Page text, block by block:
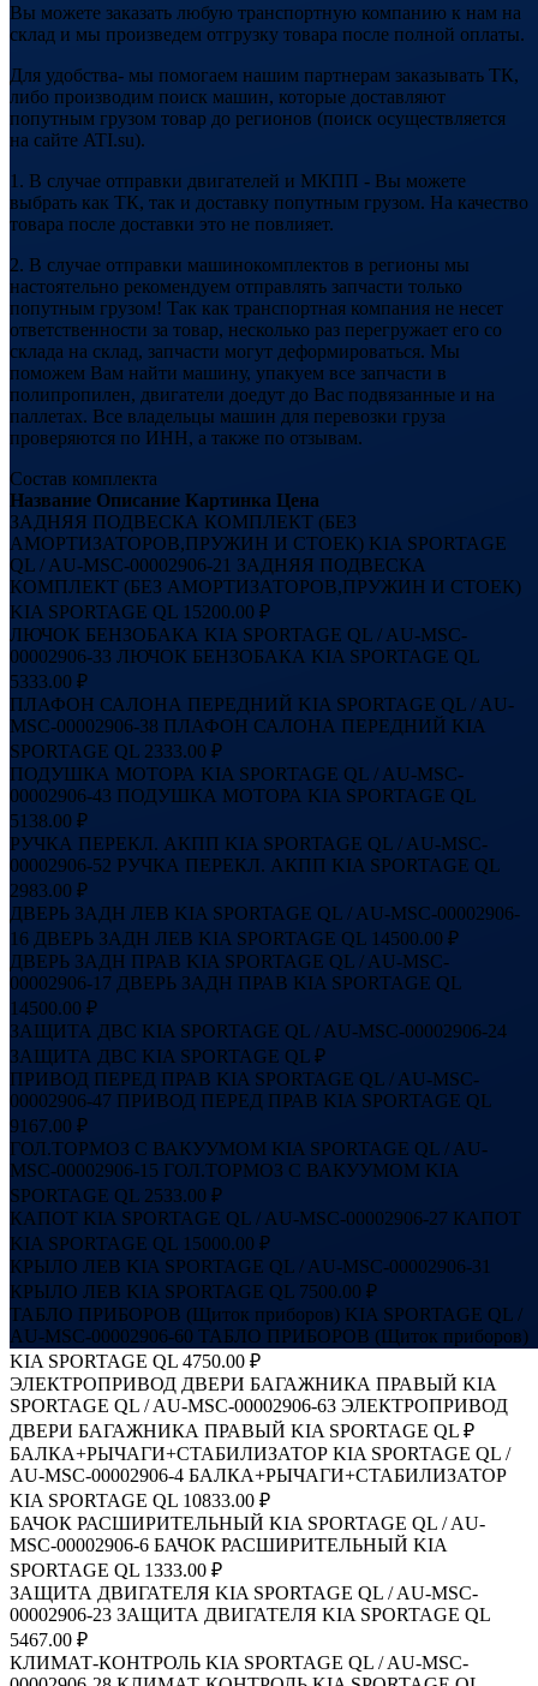
Вы можете заказать любую транспортную компанию к нам на
склад и мы произведем отгрузку товара после полной оплаты.
Для удобства- мы помогаем нашим партнерам заказывать ТК,
либо производим поиск машин, которые доставляют
попутным грузом товар до регионов (поиск осуществляется
на сайте ATI.su).
1. В случае отправки двигателей и МКПП - Вы можете
выбрать как ТК, так и доставку попутным грузом. На качество
товара после доставки это не повлияет.
2. В случае отправки машинокомплектов в регионы мы
настоятельно рекомендуем отправлять запчасти только
попутным грузом! Так как транспортная компания не несет
ответственности за товар, несколько раз перегружает его со
склада на склад, запчасти могут деформироваться. Мы
поможем Вам найти машину, упакуем все запчасти в
полипропилен, двигатели доедут до Вас подвязанные и на
паллетах. Все владельцы машин для перевозки груза
проверяются по ИНН, а также по отзывам.
Состав комплекта
Название Описание Картинка Цена
ЗАДНЯЯ ПОДВЕСКА КОМПЛЕКТ (БЕЗ
АМОРТИЗАТОРОВ,ПРУЖИН И СТОЕК) KIA SPORTAGE
QL / AU-MSC-00002906-21 ЗАДНЯЯ ПОДВЕСКА
КОМПЛЕКТ (БЕЗ АМОРТИЗАТОРОВ,ПРУЖИН И СТОЕК)
KIA SPORTAGE QL 15200.00 ₽
ЛЮЧОК БЕНЗОБАКА KIA SPORTAGE QL / AU-MSC-
00002906-33 ЛЮЧОК БЕНЗОБАКА KIA SPORTAGE QL
5333.00 ₽
ПЛАФОН САЛОНА ПЕРЕДНИЙ KIA SPORTAGE QL / AU-
MSC-00002906-38 ПЛАФОН САЛОНА ПЕРЕДНИЙ KIA
SPORTAGE QL 2333.00 ₽
ПОДУШКА МОТОРА KIA SPORTAGE QL / AU-MSC-
00002906-43 ПОДУШКА МОТОРА KIA SPORTAGE QL
5138.00 ₽
РУЧКА ПЕРЕКЛ. АКПП KIA SPORTAGE QL / AU-MSC-
00002906-52 РУЧКА ПЕРЕКЛ. АКПП KIA SPORTAGE QL
2983.00 ₽
ДВЕРЬ ЗАДН ЛЕВ KIA SPORTAGE QL / AU-MSC-00002906-
16 ДВЕРЬ ЗАДН ЛЕВ KIA SPORTAGE QL 14500.00 ₽
ДВЕРЬ ЗАДН ПРАВ KIA SPORTAGE QL / AU-MSC-
00002906-17 ДВЕРЬ ЗАДН ПРАВ KIA SPORTAGE QL
14500.00 ₽
ЗАЩИТА ДВС KIA SPORTAGE QL / AU-MSC-00002906-24
ЗАЩИТА ДВС KIA SPORTAGE QL ₽
ПРИВОД ПЕРЕД ПРАВ KIA SPORTAGE QL / AU-MSC-
00002906-47 ПРИВОД ПЕРЕД ПРАВ KIA SPORTAGE QL
9167.00 ₽
ГОЛ.ТОРМОЗ С ВАКУУМОМ KIA SPORTAGE QL / AU-
MSC-00002906-15 ГОЛ.ТОРМОЗ С ВАКУУМОМ KIA
SPORTAGE QL 2533.00 ₽
КАПОТ KIA SPORTAGE QL / AU-MSC-00002906-27 КАПОТ
KIA SPORTAGE QL 15000.00 ₽
КРЫЛО ЛЕВ KIA SPORTAGE QL / AU-MSC-00002906-31
КРЫЛО ЛЕВ KIA SPORTAGE QL 7500.00 ₽
ТАБЛО ПРИБОРОВ (Щиток приборов) KIA SPORTAGE QL /
AU-MSC-00002906-60 ТАБЛО ПРИБОРОВ (Щиток приборов)
KIA SPORTAGE QL 4750.00 ₽
ЭЛЕКТРОПРИВОД ДВЕРИ БАГАЖНИКА ПРАВЫЙ KIA
SPORTAGE QL / AU-MSC-00002906-63 ЭЛЕКТРОПРИВОД
ДВЕРИ БАГАЖНИКА ПРАВЫЙ KIA SPORTAGE QL ₽
БАЛКА+РЫЧАГИ+СТАБИЛИЗАТОР KIA SPORTAGE QL /
AU-MSC-00002906-4 БАЛКА+РЫЧАГИ+СТАБИЛИЗАТОР
KIA SPORTAGE QL 10833.00 ₽
БАЧОК РАСШИРИТЕЛЬНЫЙ KIA SPORTAGE QL / AU-
MSC-00002906-6 БАЧОК РАСШИРИТЕЛЬНЫЙ KIA
SPORTAGE QL 1333.00 ₽
ЗАЩИТА ДВИГАТЕЛЯ KIA SPORTAGE QL / AU-MSC-
00002906-23 ЗАЩИТА ДВИГАТЕЛЯ KIA SPORTAGE QL
5467.00 ₽
КЛИМАТ-КОНТРОЛЬ KIA SPORTAGE QL / AU-MSC-